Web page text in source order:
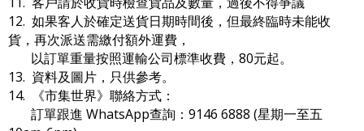
12. 如果客人於確定送貨日期時間後，但最終臨時未能收
貨，再次派送需繳付額外運費，
以訂單重量按照運輸公司標準收費，80元起。
13. 資料及圖片，只供參考。
14. 《市集世界》聯絡方式：
訂單跟進 WhatsApp查詢：9146 6888 (星期一至五